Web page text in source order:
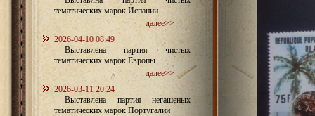
тематических марок Испании
далее>>
2026-04-10 08:49
Выставлена партия чистых
тематических марок Европы
далее>>
2026-03-11 20:24
Выставлена партия негашеных
тематических марок Португалии